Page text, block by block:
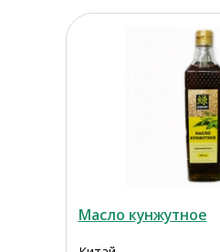
Масло кунжутное